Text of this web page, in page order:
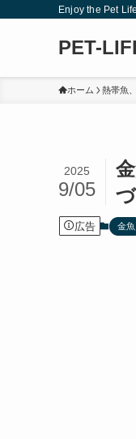
Enjoy the Pet
PET-
ホーム 熱帯魚
2025
9/05
広告 金魚